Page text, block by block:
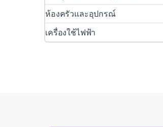
ห้องครัวและอุปกรณ์
เครื่องใช้ไฟฟ้า